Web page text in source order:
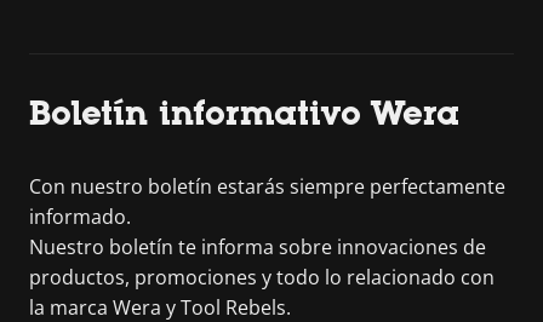
Boletín informativo Wera
Con nuestro boletín estarás siempre perfectamente
informado.
Nuestro boletín te informa sobre innovaciones de
productos, promociones y todo lo relacionado con
la marca Wera y Tool Rebels.